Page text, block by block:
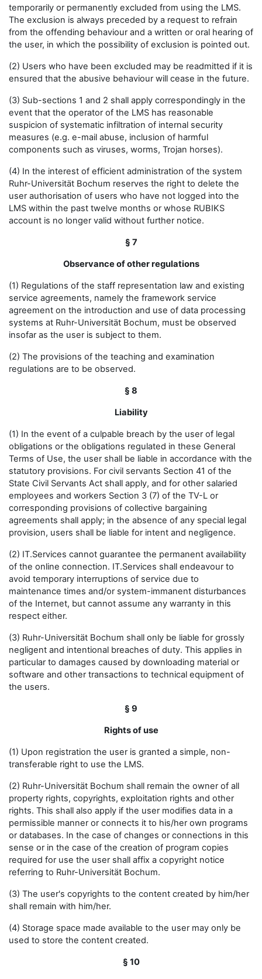
temporarily or permanently excluded from using the LMS.
The exclusion is always preceded by a request to refrain
from the offending behaviour and a written or oral hearing of
the user, in which the possibility of exclusion is pointed out.
(2) Users who have been excluded may be readmitted if it is
ensured that the abusive behaviour will cease in the future.
(3) Sub-sections 1 and 2 shall apply correspondingly in the
event that the operator of the LMS has reasonable
suspicion of systematic infiltration of internal security
measures (e.g. e-mail abuse, inclusion of harmful
components such as viruses, worms, Trojan horses).
(4) In the interest of efficient administration of the system
Ruhr-Universität Bochum reserves the right to delete the
user authorisation of users who have not logged into the
LMS within the past twelve months or whose RUBIKS
account is no longer valid without further notice.
§ 7
Observance of other regulations
(1) Regulations of the staff representation law and existing
service agreements, namely the framework service
agreement on the introduction and use of data processing
systems at Ruhr-Universität Bochum, must be observed
insofar as the user is subject to them.
(2) The provisions of the teaching and examination
regulations are to be observed.
§ 8
Liability
(1) In the event of a culpable breach by the user of legal
obligations or the obligations regulated in these General
Terms of Use, the user shall be liable in accordance with the
statutory provisions. For civil servants Section 41 of the
State Civil Servants Act shall apply, and for other salaried
employees and workers Section 3 (7) of the TV-L or
corresponding provisions of collective bargaining
agreements shall apply; in the absence of any special legal
provision, users shall be liable for intent and negligence.
(2) IT.Services cannot guarantee the permanent availability
of the online connection. IT.Services shall endeavour to
avoid temporary interruptions of service due to
maintenance times and/or system-immanent disturbances
of the Internet, but cannot assume any warranty in this
respect either.
(3) Ruhr-Universität Bochum shall only be liable for grossly
negligent and intentional breaches of duty. This applies in
particular to damages caused by downloading material or
software and other transactions to technical equipment of
the users.
§ 9
Rights of use
(1) Upon registration the user is granted a simple, non-
transferable right to use the LMS.
(2) Ruhr-Universität Bochum shall remain the owner of all
property rights, copyrights, exploitation rights and other
rights. This shall also apply if the user modifies data in a
permissible manner or connects it to his/her own programs
or databases. In the case of changes or connections in this
sense or in the case of the creation of program copies
required for use the user shall affix a copyright notice
referring to Ruhr-Universität Bochum.
(3) The user's copyrights to the content created by him/her
shall remain with him/her.
(4) Storage space made available to the user may only be
used to store the content created.
§ 10